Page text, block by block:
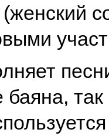
баяна,